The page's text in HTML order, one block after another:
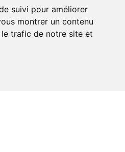
suivi pour améliorer
montrer un contenu
trafic de notre site et
5.0 ou version